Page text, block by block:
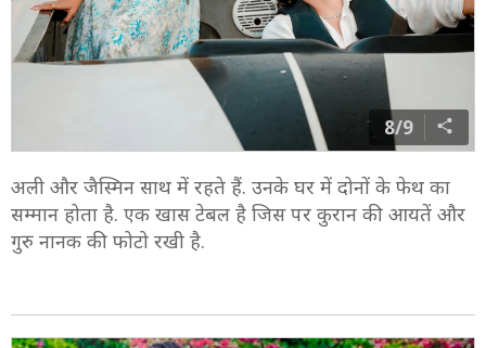
8/9
अली और जैस्मिन साथ में रहते हैं. उनके घर में दोनों के फेथ का
सम्मान होता है. एक खास टेबल है जिस पर कुरान की आयतें और
गुरु नानक की फोटो रखी है.